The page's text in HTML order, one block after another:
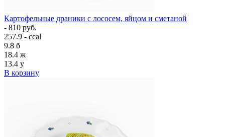
Картофельные драники с лососем, яйцом и сметаной
- 810 руб.
257.9 - ccal
9.8 б
18.4 ж
13.4 у
В корзину